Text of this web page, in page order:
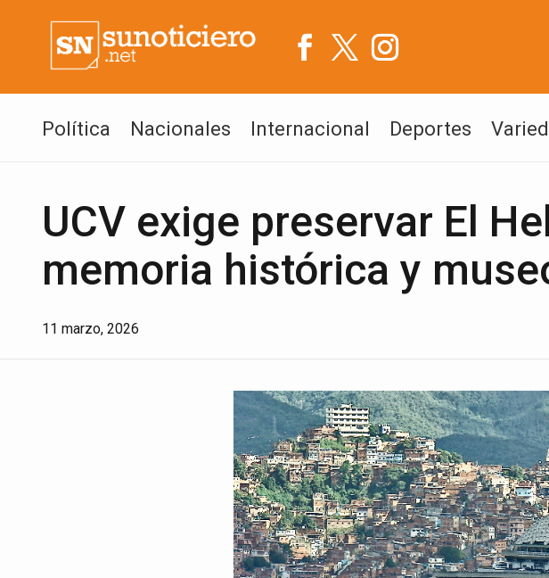
Política Nacionales Internacional Deportes
UCV exige preservar El
memoria histórica y
11 marzo, 2026